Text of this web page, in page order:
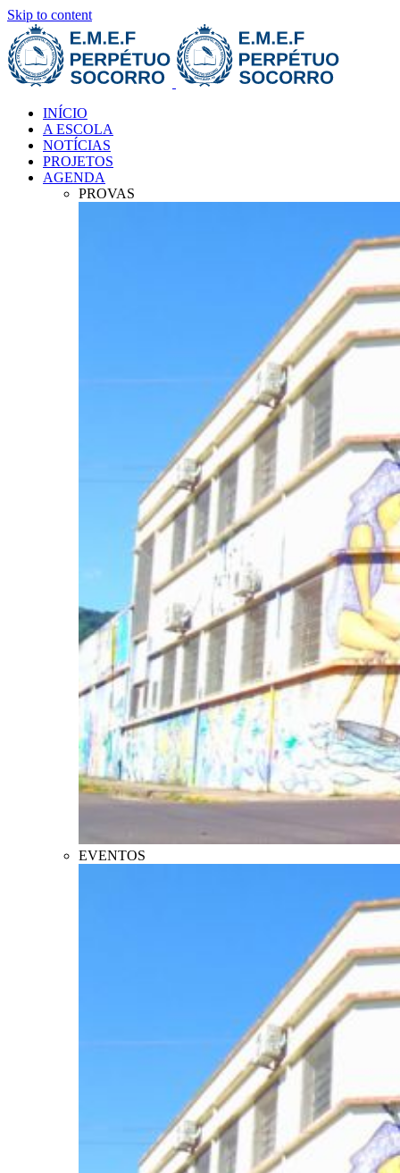
Skip to content
INÍCIO
A ESCOLA
NOTÍCIAS
PROJETOS
AGENDA
PROVAS
EVENTOS